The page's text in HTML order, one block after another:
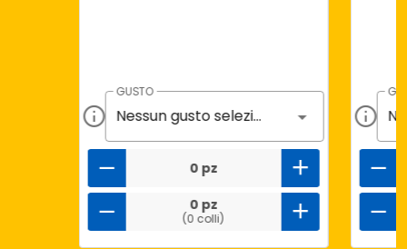
GUSTO
Nessun gusto selezionato
0 pz
0 pz
(0 colli)